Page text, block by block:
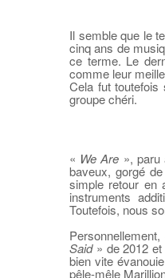
Il semble que le
cinq ans de
ce terme. Le
comme leur
Cela fut
groupe chéri.
« We Are »,
baveux, gorgé
simple retour en
instruments
Toutefois, nous
Said » de 2012 et
bien vite
pêle-mêle